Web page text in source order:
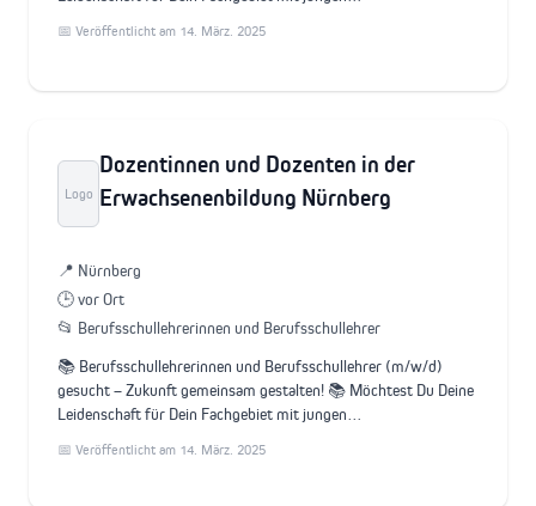
📅 Veröffentlicht am 14. März. 2025
Logo
Dozentinnen und Dozenten in der
Erwachsenenbildung Nürnberg
📍 Nürnberg
🕒 vor Ort
📂 Berufsschullehrerinnen und Berufsschullehrer
📚 Berufsschullehrerinnen und Berufsschullehrer (m/w/d)
gesucht – Zukunft gemeinsam gestalten! 📚 Möchtest Du Deine
Leidenschaft für Dein Fachgebiet mit jungen…
📅 Veröffentlicht am 14. März. 2025